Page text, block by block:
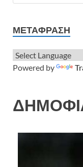
ΜΕΤΆΦΡΑΣΗ
Powered by